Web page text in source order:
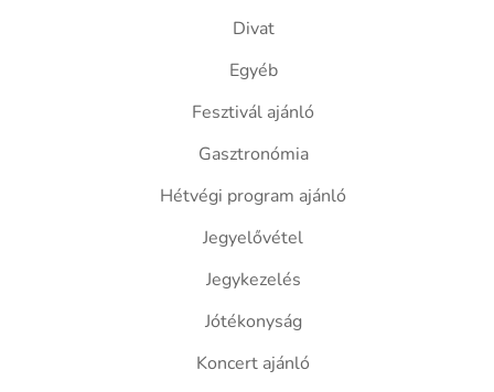
Divat
Egyéb
Fesztivál ajánló
Gasztronómia
Hétvégi program ajánló
Jegyelővétel
Jegykezelés
Jótékonyság
Koncert ajánló